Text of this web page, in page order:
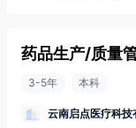
药品生产/质量
3-5年 本科
云南启点医疗科技